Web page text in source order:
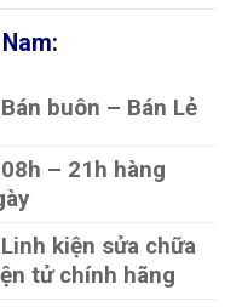
Bán buôn – Bán Lẻ
08h – 21h hàng
Linh kiện sửa chữa
tử chính hãng